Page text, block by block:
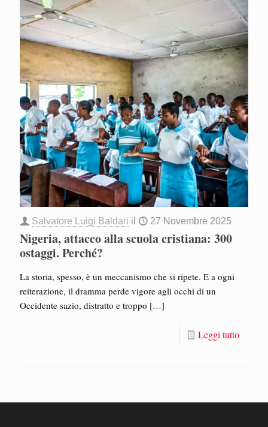
Salvatore Luigi Baldari il 27 Novembre 2025
Nigeria, attacco alla scuola cristiana: 300
ostaggi. Perché?
La storia, spesso, è un meccanismo che si ripete. E a ogni
reiterazione, il dramma perde vigore agli occhi di un
Occidente sazio, distratto e troppo […]
Leggi tutto